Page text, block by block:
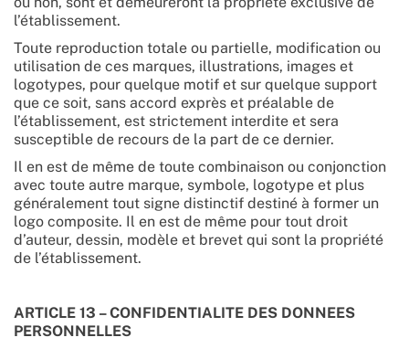
l’établissement.
Toute reproduction totale ou partielle, modification ou
utilisation de ces marques, illustrations, images et
logotypes, pour quelque motif et sur quelque support
que ce soit, sans accord exprès et préalable de
l’établissement, est strictement interdite et sera
susceptible de recours de la part de ce dernier.
Il en est de même de toute combinaison ou conjonction
avec toute autre marque, symbole, logotype et plus
généralement tout signe distinctif destiné à former un
logo composite. Il en est de même pour tout droit
d’auteur, dessin, modèle et brevet qui sont la propriété
de l’établissement.
ARTICLE 13 – CONFIDENTIALITE DES DONNEES
PERSONNELLES